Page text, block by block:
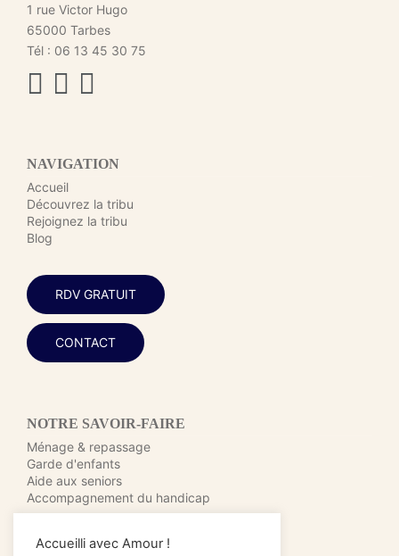
1 rue Victor Hugo
65000 Tarbes
Tél : 06 13 45 30 75
NAVIGATION
Accueil
Découvrez la tribu
Rejoignez la tribu
Blog
RDV GRATUIT
CONTACT
NOTRE SAVOIR-FAIRE
Ménage & repassage
Garde d'enfants
Aide aux seniors
Accompagnement du handicap
Accueilli avec Amour !